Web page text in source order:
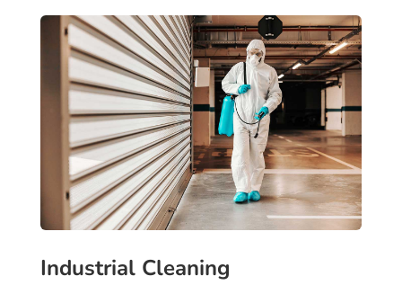
Industrial Cleaning